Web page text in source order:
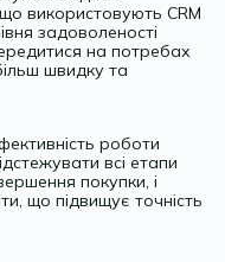
що використовують CRM
задоволеності
на потребах
швидку та
роботи
всі етапи
покупки, і
що підвищує точність